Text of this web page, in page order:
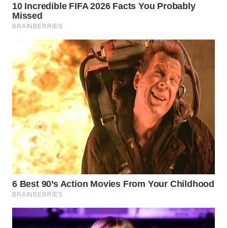
WN
PAKPAK
WN
KARAWANG
WN
BEKASI
WN
BOGOR
WN
DEPOK
WN
TAPANULI
UTARA